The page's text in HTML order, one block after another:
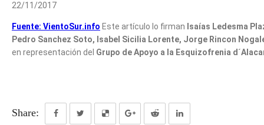
22/11/2017
Fuente: VientoSur.info Este artículo lo firman Isaías Ledesma
Pedro Sanchez Soto, Isabel Sicilia Lorente, Jorge Rincon
en representación del Grupo de Apoyo a la Esquizofrenia
Share: